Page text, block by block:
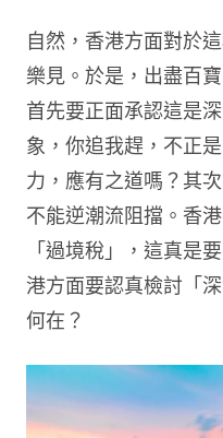
自然，香港方面對於
樂見。於是，出盡百
首先要正面承認這是
象，你追我趕，不正
力，應有之道嗎？其
不能逆潮流阻擋。香
「過境稅」，這真是
港方面要認真檢討「
何在？